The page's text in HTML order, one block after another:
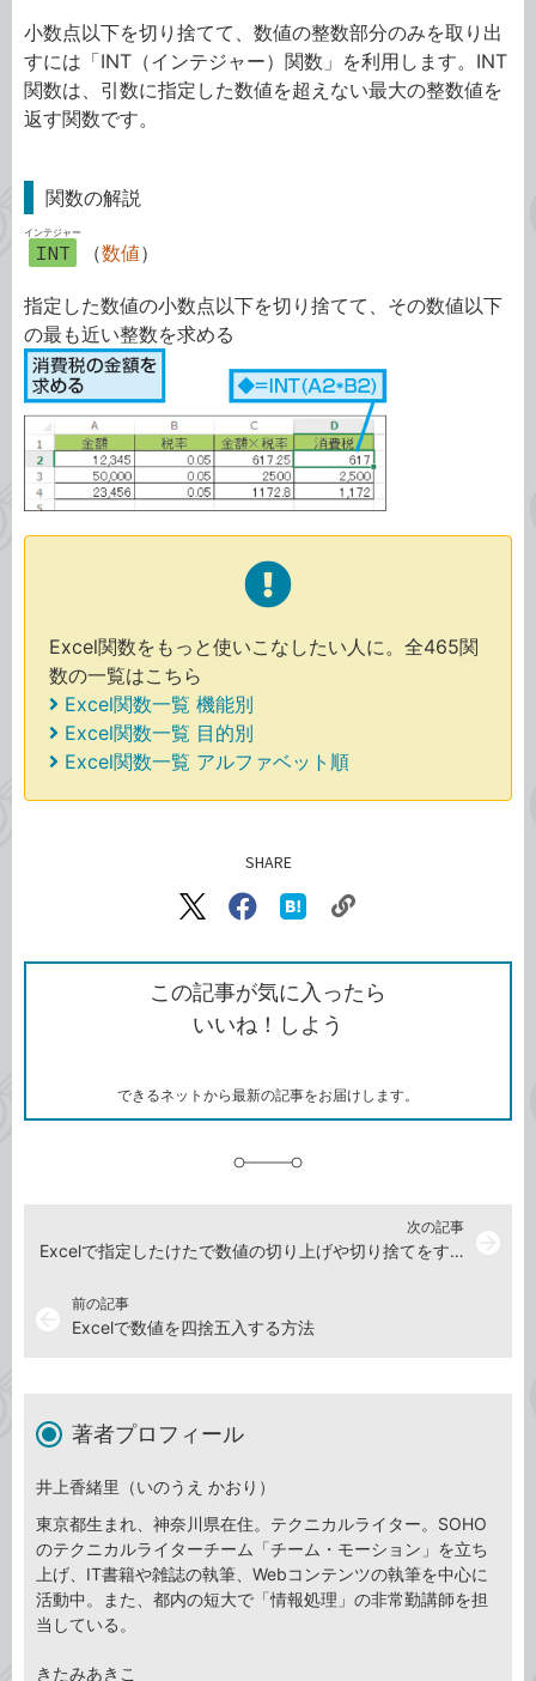
小数点以下を切り捨てて、数値の整数部分のみを取り出
すには「INT（インテジャー）関数」を利用します。INT
関数は、引数に指定した数値を超えない最大の整数値を
返す関数です。
関数の解説
INT
インテジャー
（数値）
指定した数値の小数点以下を切り捨てて、その数値以下
の最も近い整数を求める
Excel関数をもっと使いこなしたい人に。全465関
数の一覧はこちら
Excel関数一覧 機能別
Excel関数一覧 目的別
Excel関数一覧 アルファベット順
SHARE
X（旧
で
シ
ェ
ア
Facebook
シ
ェ
ア
な
ブ
ッ
ク
ク
ク
を
コ
この記事が気に入ったら
いいね！しよう
できるネットから最新の記事をお届けします。
前の記事
Excelで数値を四捨五入する方法
次の記事
Excelで指定したけたで数値の切り上げや切り捨てをする方法
著者プロフィール
井上香緒里（いのうえ かおり）
東京都生まれ、神奈川県在住。テクニカルライター。SOHO
のテクニカルライターチーム「チーム・モーション」を立ち
上げ、IT書籍や雑誌の執筆、Webコンテンツの執筆を中心に
活動中。また、都内の短大で「情報処理」の非常勤講師を担
当している。
きたみあきこ